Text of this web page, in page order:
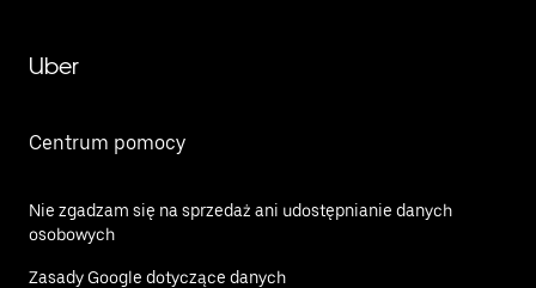
Uber
Centrum pomocy
Nie zgadzam się na sprzedaż ani udostępnianie danych
osobowych
Zasady Google dotyczące danych